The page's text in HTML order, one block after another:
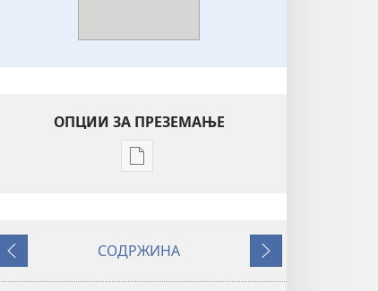
ОПЦИИ ЗА ПРЕЗЕМАЊЕ
Опции
публикациите
Претходно
СОДРЖИНА
Следно